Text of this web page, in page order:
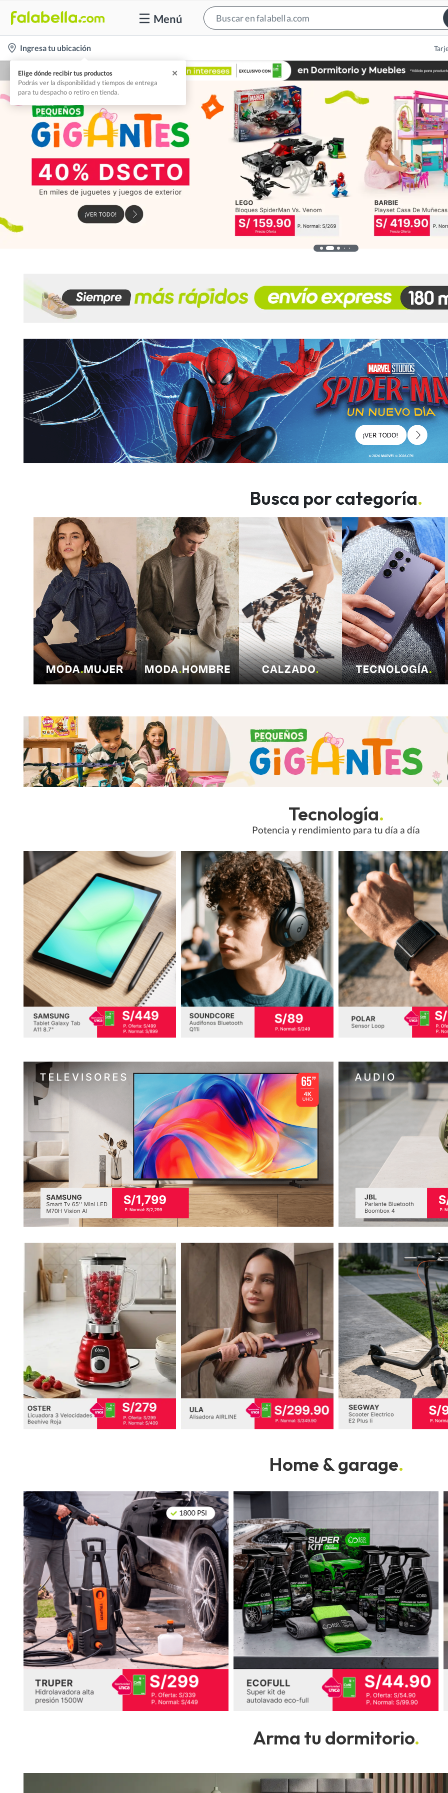
Menú
Bar
location-
icon
Ingresa tu ubicación
Elige dónde recibir tus productos
Podrás ver la disponibilidad y tiempos de entrega
para tu despacho o retiro en tienda.
✕
Busca por categoría.
Tecnología.
Potencia y rendimiento para tu día a día
Home & garage.
Arma tu dormitorio.